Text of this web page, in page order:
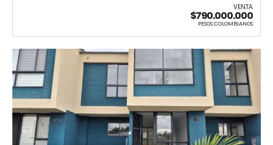
VENTA
$790.000.000
PESOS COLOMBIANOS